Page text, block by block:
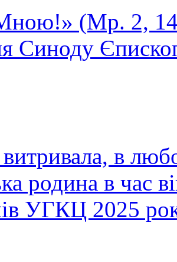
Мною!» (Мр. 2,
Синоду
витривала, в
родина в час
УГКЦ 2025